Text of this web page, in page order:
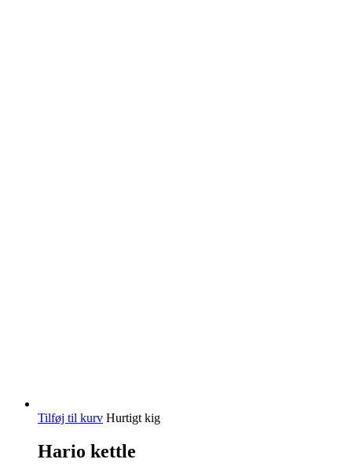
Tilføj til kurv Hurtigt kig
Hario kettle